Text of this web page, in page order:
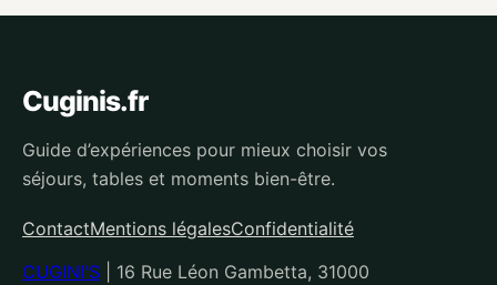
Cuginis.fr
Guide d’expériences pour mieux choisir vos
séjours, tables et moments bien-être.
ContactMentions légalesConfidentialité
CUGINI'S
16 Rue Léon Gambetta, 31000